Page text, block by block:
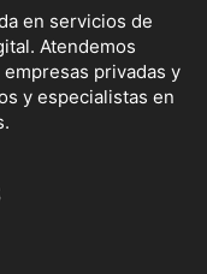
en servicios de
Atendemos
privadas y
y especialistas en